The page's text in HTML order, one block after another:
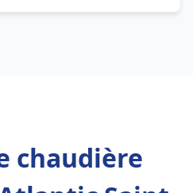
chaudière